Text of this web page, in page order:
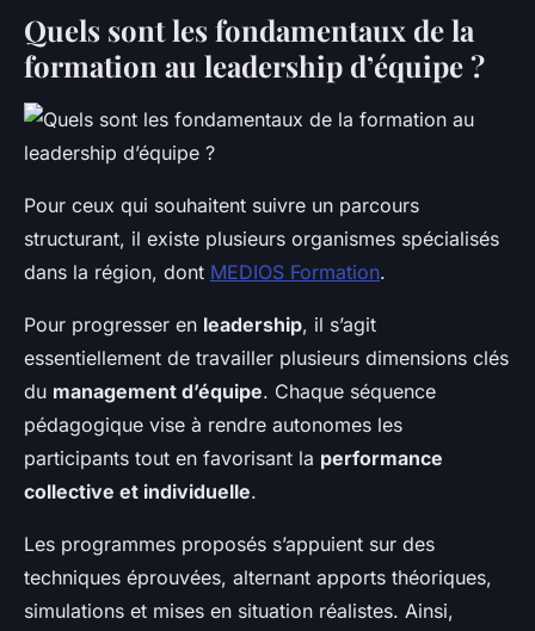
Quels sont les fondamentaux de la
formation au leadership d’équipe ?
Pour ceux qui souhaitent suivre un parcours
structurant, il existe plusieurs organismes spécialisés
dans la région, dont MEDIOS Formation.
Pour progresser en leadership, il s’agit
essentiellement de travailler plusieurs dimensions clés
du management d’équipe. Chaque séquence
pédagogique vise à rendre autonomes les
participants tout en favorisant la performance
collective et individuelle.
Les programmes proposés s’appuient sur des
techniques éprouvées, alternant apports théoriques,
simulations et mises en situation réalistes. Ainsi,